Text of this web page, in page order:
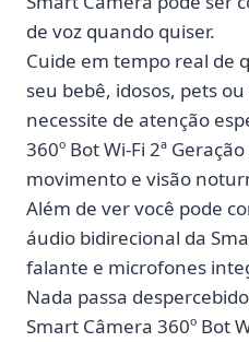
de voz quando quiser.
Cuide em tempo real de
seu bebê, idosos, pets
necessite de atenção
360º Bot Wi-Fi 2ª
movimento e visão
Além de ver você pode
áudio bidirecional da
falante e microfones
Nada passa
Smart Câmera 360º Bot